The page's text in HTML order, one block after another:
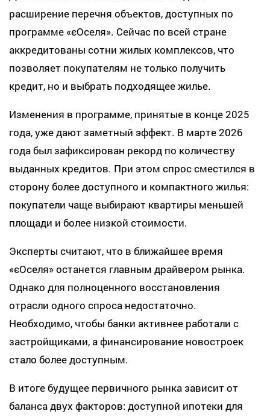
расширение перечня объектов, доступных по
программе «єОселя». Сейчас по всей стране
аккредитованы сотни жилых комплексов, что
позволяет покупателям не только получить
кредит, но и выбрать подходящее жилье.
Изменения в программе, принятые в конце 2025
года, уже дают заметный эффект. В марте 2026
года был зафиксирован рекорд по количеству
выданных кредитов. При этом спрос сместился в
сторону более доступного и компактного жилья:
покупатели чаще выбирают квартиры меньшей
площади и более низкой стоимости.
Эксперты считают, что в ближайшее время
«єОселя» останется главным драйвером рынка.
Однако для полноценного восстановления
отрасли одного спроса недостаточно.
Необходимо, чтобы банки активнее работали с
застройщиками, а финансирование новостроек
стало более доступным.
В итоге будущее первичного рынка зависит от
баланса двух факторов: доступной ипотеки для